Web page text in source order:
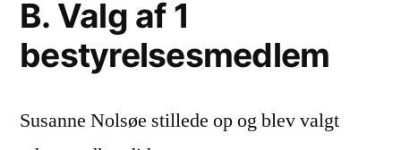
B. Valg af 1
bestyrelsesmedlem
Susanne Nolsøe stillede op og blev valgt